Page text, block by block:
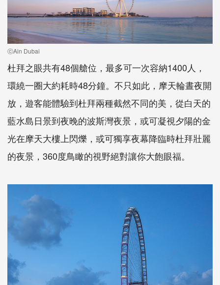
ⓒAin Dubai
杜拜之眼共有48個艙位，最多可一次容納1400人，
環繞一圈大約耗時48分鐘。不只如此，摩天輪晝夜開
放，遊客能體驗到杜拜兩種截然不同的美，從白天的
藍水島日景到夜晚的波斯灣夜景，或可凝視夕陽的金
光在摩天大樓上閃爍，或可獨享夜幕降臨時杜拜壯麗
的夜景，360度鳥瞰的視野絕對讓你大飽眼福。